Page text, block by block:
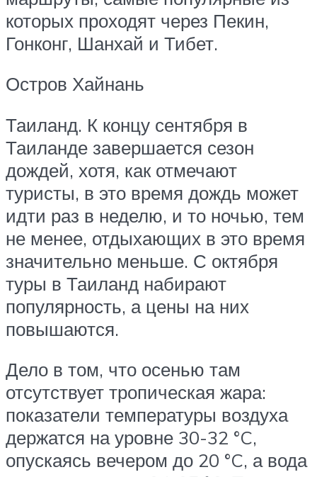
которых проходят через Пекин,
Гонконг, Шанхай и Тибет.
Остров Хайнань
Таиланд. К концу сентября в
Таиланде завершается сезон
дождей, хотя, как отмечают
туристы, в это время дождь может
идти раз в неделю, и то ночью, тем
не менее, отдыхающих в это время
значительно меньше. С октября
туры в Таиланд набирают
популярность, а цены на них
повышаются.
Дело в том, что осенью там
отсутствует тропическая жара:
показатели температуры воздуха
держатся на уровне 30-32 °C,
опускаясь вечером до 20 °C, а вода